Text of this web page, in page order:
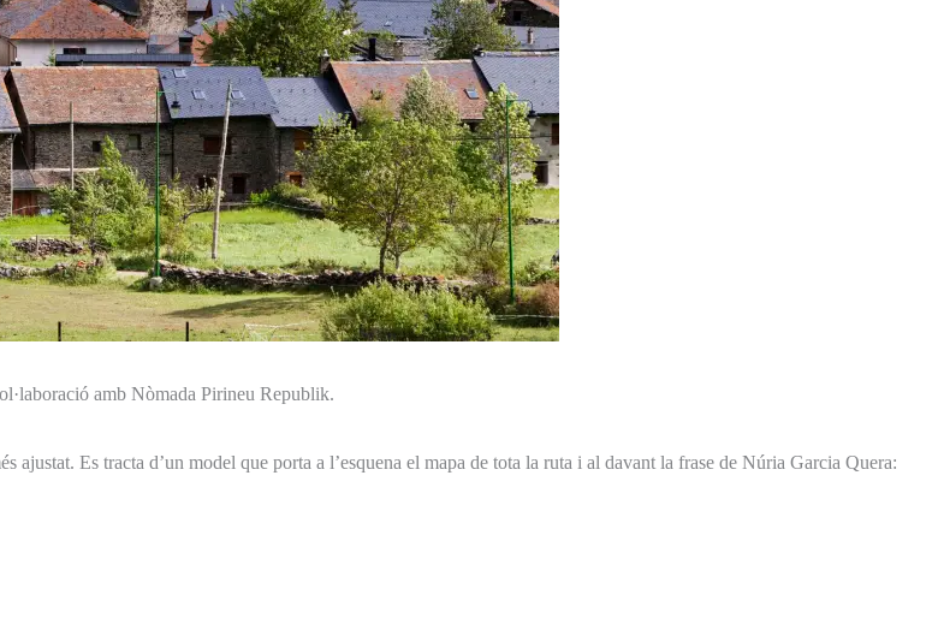
amb Nòmada Pirineu Republik.
ajustat. Es tracta d’un model que porta a l’esquena el mapa de tota la ruta i al davant la frase de Núria Garcia Quera: